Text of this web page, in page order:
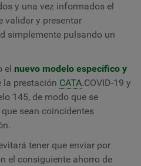
y una vez informados el
validar y presentar
simplemente pulsando un
el nuevo modelo específico y
la prestación CATA.COVID-19 y
145, de modo que se
sean coincidentes
tener que enviar por
el consiguiente ahorro de